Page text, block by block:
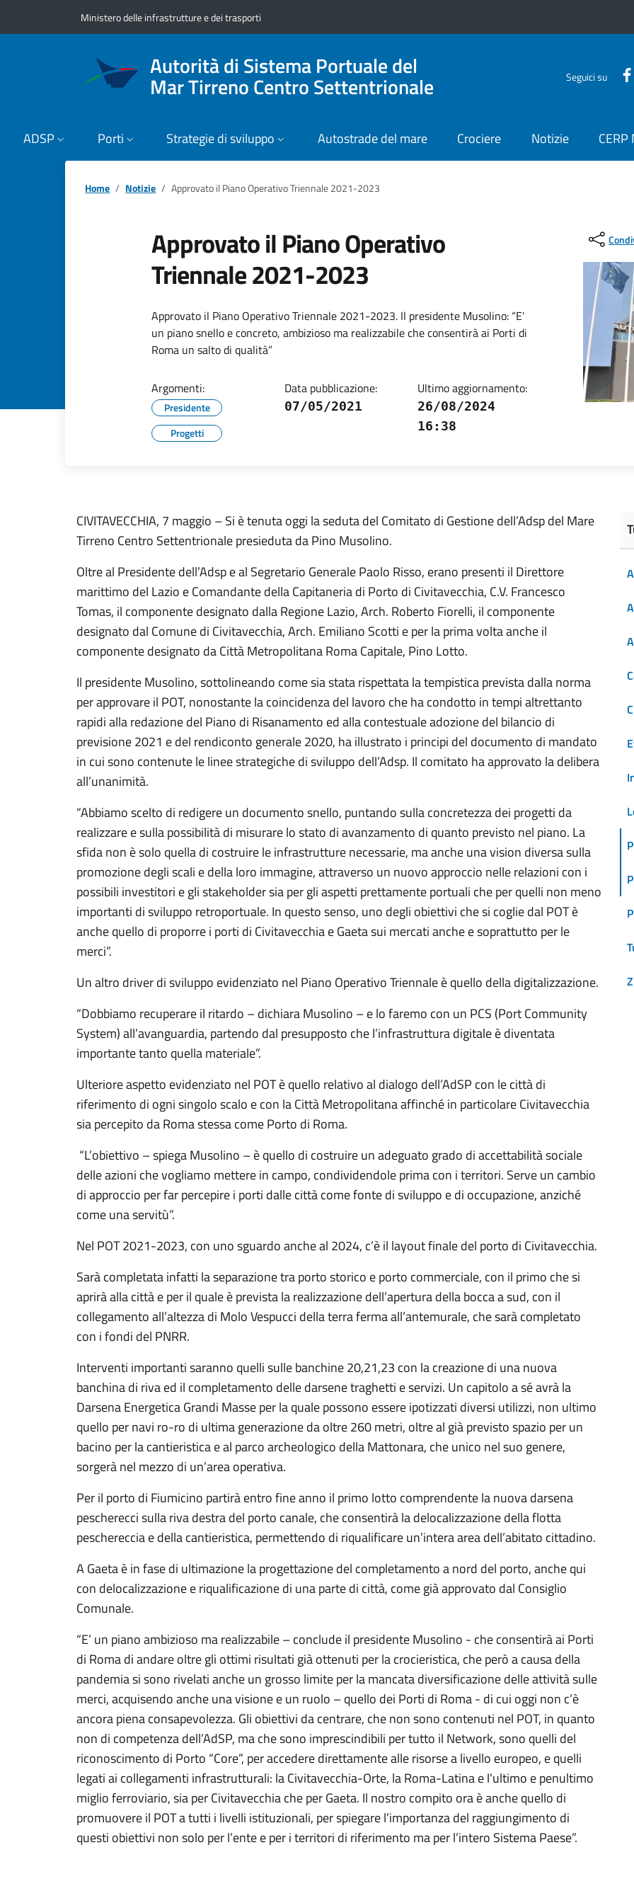
Ministero delle infrastrutture e dei trasporti
Autorità di Sistema Portuale del
Mar Tirreno Centro Settentrionale Seguici su
ADSP Porti Strategie di sviluppo Autostrade del mare Crociere Notizie CERP
Home Notizie Approvato il Piano Operativo Triennale 2021-2023
Approvato il Piano Operativo
Triennale 2021-2023
Approvato il Piano Operativo Triennale 2021-2023. Il presidente Musolino: “E’
un piano snello e concreto, ambizioso ma realizzabile che consentirà ai Porti di
Roma un salto di qualità”
Argomenti:
Presidente
Progetti
Data pubblicazione:
07/05/2021
Ultimo aggiornamento:
26/08/2024
16:38
CIVITAVECCHIA, 7 maggio – Si è tenuta oggi la seduta del Comitato di Gestione dell’Adsp del Mare
Tirreno Centro Settentrionale presieduta da Pino Musolino.
Oltre al Presidente dell’Adsp e al Segretario Generale Paolo Risso, erano presenti il Direttore
marittimo del Lazio e Comandante della Capitaneria di Porto di Civitavecchia, C.V. Francesco
Tomas, il componente designato dalla Regione Lazio, Arch. Roberto Fiorelli, il componente
designato dal Comune di Civitavecchia, Arch. Emiliano Scotti e per la prima volta anche il
componente designato da Città Metropolitana Roma Capitale, Pino Lotto.
Il presidente Musolino, sottolineando come sia stata rispettata la tempistica prevista dalla norma
per approvare il POT, nonostante la coincidenza del lavoro che ha condotto in tempi altrettanto
rapidi alla redazione del Piano di Risanamento ed alla contestuale adozione del bilancio di
previsione 2021 e del rendiconto generale 2020, ha illustrato i principi del documento di mandato
in cui sono contenute le linee strategiche di sviluppo dell’Adsp. Il comitato ha approvato la delibera
all’unanimità.
“Abbiamo scelto di redigere un documento snello, puntando sulla concretezza dei progetti da
realizzare e sulla possibilità di misurare lo stato di avanzamento di quanto previsto nel piano. La
sfida non è solo quella di costruire le infrastrutture necessarie, ma anche una vision diversa sulla
promozione degli scali e della loro immagine, attraverso un nuovo approccio nelle relazioni con i
possibili investitori e gli stakeholder sia per gli aspetti prettamente portuali che per quelli non meno
importanti di sviluppo retroportuale. In questo senso, uno degli obiettivi che si coglie dal POT è
anche quello di proporre i porti di Civitavecchia e Gaeta sui mercati anche e soprattutto per le
merci”.
Un altro driver di sviluppo evidenziato nel Piano Operativo Triennale è quello della digitalizzazione.
“Dobbiamo recuperare il ritardo – dichiara Musolino – e lo faremo con un PCS (Port Community
System) all’avanguardia, partendo dal presupposto che l’infrastruttura digitale è diventata
importante tanto quella materiale”.
Ulteriore aspetto evidenziato nel POT è quello relativo al dialogo dell’AdSP con le città di
riferimento di ogni singolo scalo e con la Città Metropolitana affinché in particolare Civitavecchia
sia percepito da Roma stessa come Porto di Roma.
“L’obiettivo – spiega Musolino – è quello di costruire un adeguato grado di accettabilità sociale
delle azioni che vogliamo mettere in campo, condividendole prima con i territori. Serve un cambio
di approccio per far percepire i porti dalle città come fonte di sviluppo e di occupazione, anziché
come una servitù”.
Nel POT 2021-2023, con uno sguardo anche al 2024, c’è il layout finale del porto di Civitavecchia.
Sarà completata infatti la separazione tra porto storico e porto commerciale, con il primo che si
aprirà alla città e per il quale è prevista la realizzazione dell’apertura della bocca a sud, con il
collegamento all’altezza di Molo Vespucci della terra ferma all’antemurale, che sarà completato
con i fondi del PNRR.
Interventi importanti saranno quelli sulle banchine 20,21,23 con la creazione di una nuova
banchina di riva ed il completamento delle darsene traghetti e servizi. Un capitolo a sé avrà la
Darsena Energetica Grandi Masse per la quale possono essere ipotizzati diversi utilizzi, non ultimo
quello per navi ro-ro di ultima generazione da oltre 260 metri, oltre al già previsto spazio per un
bacino per la cantieristica e al parco archeologico della Mattonara, che unico nel suo genere,
sorgerà nel mezzo di un’area operativa.
Per il porto di Fiumicino partirà entro fine anno il primo lotto comprendente la nuova darsena
pescherecci sulla riva destra del porto canale, che consentirà la delocalizzazione della flotta
peschereccia e della cantieristica, permettendo di riqualificare un’intera area dell’abitato cittadino.
A Gaeta è in fase di ultimazione la progettazione del completamento a nord del porto, anche qui
con delocalizzazione e riqualificazione di una parte di città, come già approvato dal Consiglio
Comunale.
“E’ un piano ambizioso ma realizzabile – conclude il presidente Musolino - che consentirà ai Porti
di Roma di andare oltre gli ottimi risultati già ottenuti per la crocieristica, che però a causa della
pandemia si sono rivelati anche un grosso limite per la mancata diversificazione delle attività sulle
merci, acquisendo anche una visione e un ruolo – quello dei Porti di Roma - di cui oggi non c’è
ancora piena consapevolezza. Gli obiettivi da centrare, che non sono contenuti nel POT, in quanto
non di competenza dell’AdSP, ma che sono imprescindibili per tutto il Network, sono quelli del
riconoscimento di Porto “Core”, per accedere direttamente alle risorse a livello europeo, e quelli
legati ai collegamenti infrastrutturali: la Civitavecchia-Orte, la Roma-Latina e l’ultimo e penultimo
miglio ferroviario, sia per Civitavecchia che per Gaeta. Il nostro compito ora è anche quello di
promuovere il POT a tutti i livelli istituzionali, per spiegare l’importanza del raggiungimento di
questi obiettivi non solo per l’ente e per i territori di riferimento ma per l’intero Sistema Paese”.